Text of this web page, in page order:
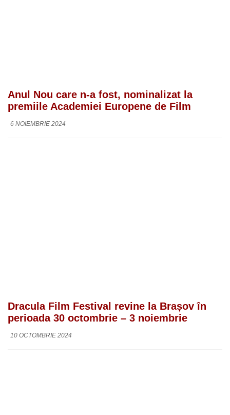
Anul Nou care n-a fost, nominalizat la
premiile Academiei Europene de Film
6 NOIEMBRIE 2024
Dracula Film Festival revine la Brașov în
perioada 30 octombrie – 3 noiembrie
10 OCTOMBRIE 2024